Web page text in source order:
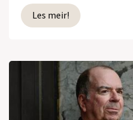
Les meir!